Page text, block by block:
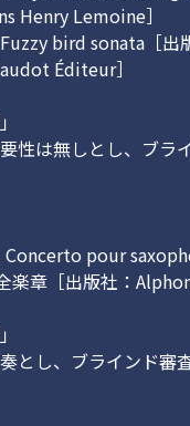
Henry Lemoine］
bird sonata［出
Éditeur］
性は無しとし、ブラ
Concerto pour
楽章［出版社：
とし、ブラインド審